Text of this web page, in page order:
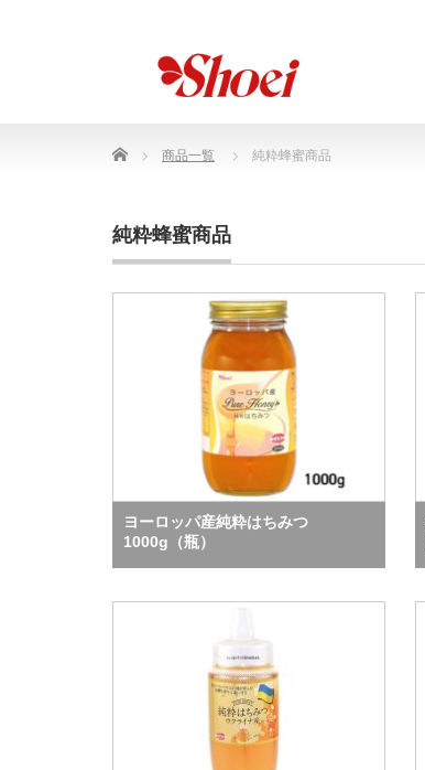
Home 商品一覧 純粋蜂蜜商品
純粋蜂蜜商品
ヨーロッパ産純粋はちみつ
1000g（瓶）